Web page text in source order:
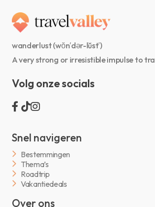
wanderlust (wŏn′dər-lŭst′)
A very strong or irresistible impulse to
Volg onze socials
Snel navigeren
Bestemmingen
Thema’s
Roadtrip
Vakantiedeals
Over ons